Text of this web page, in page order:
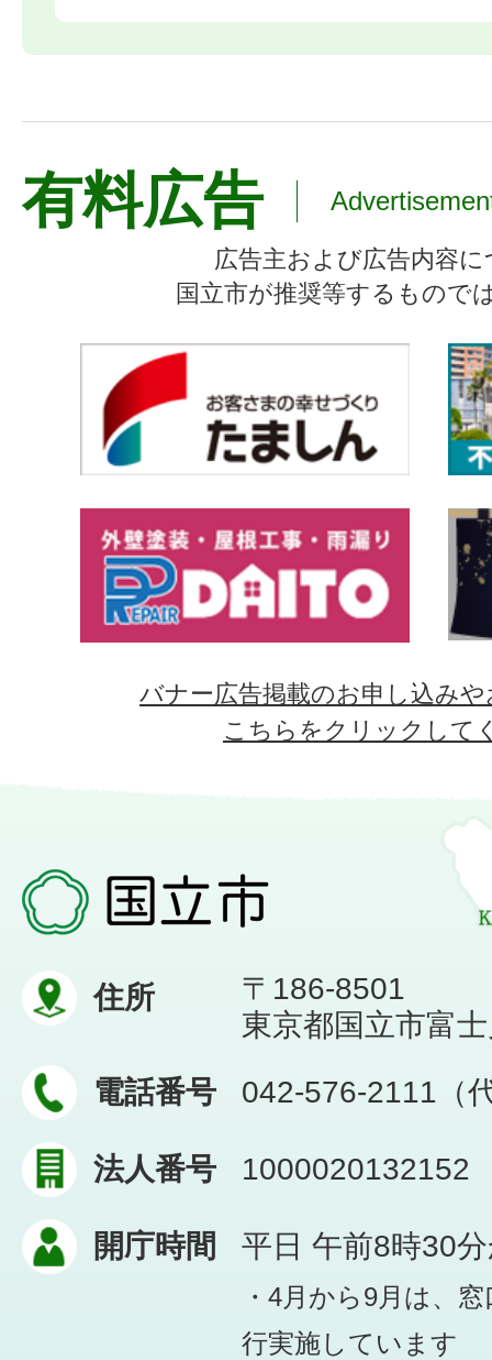
有料広告
広告主および広告内容
国立市が推奨等するもので
バナー広告掲載のお申し込み
こちらをクリックして
住所
〒186-8501
東京都国立市富
電話番号
042-576-2111（
法人番号 1000020132152
開庁時間 平日 午前8時30
・4月から9月は、
行実施しています